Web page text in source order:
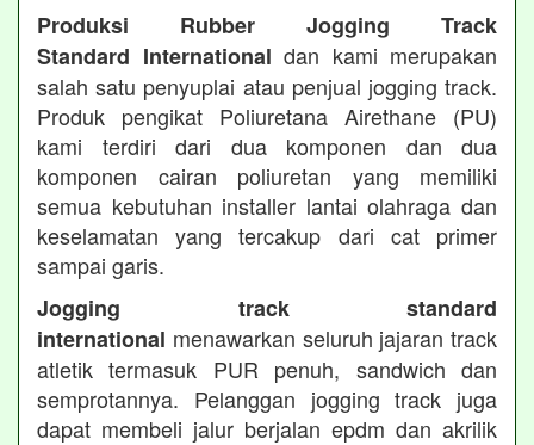
Produksi Rubber Jogging Track
Standard International dan kami merupakan
salah satu penyuplai atau penjual jogging track.
Produk pengikat Poliuretana Airethane (PU)
kami terdiri dari dua komponen dan dua
komponen cairan poliuretan yang memiliki
semua kebutuhan installer lantai olahraga dan
keselamatan yang tercakup dari cat primer
sampai garis.
Jogging track standard
international menawarkan seluruh jajaran track
atletik termasuk PUR penuh, sandwich dan
semprotannya. Pelanggan jogging track juga
dapat membeli jalur berjalan epdm dan akrilik